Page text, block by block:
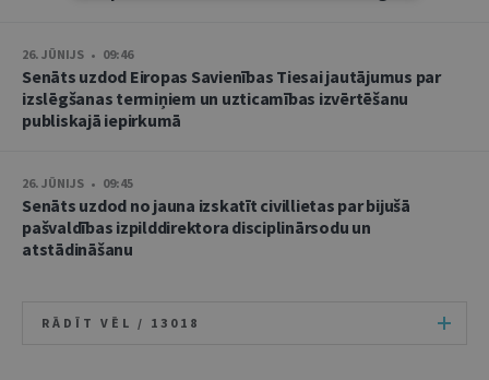
26. JŪNIJS • 09:46
Senāts uzdod Eiropas Savienības Tiesai jautājumus par
izslēgšanas termiņiem un uzticamības izvērtēšanu
publiskajā iepirkumā
26. JŪNIJS • 09:45
Senāts uzdod no jauna izskatīt civillietas par bijušā
pašvaldības izpilddirektora disciplinārsodu un
atstādināšanu
RĀDĪT VĒL / 13018